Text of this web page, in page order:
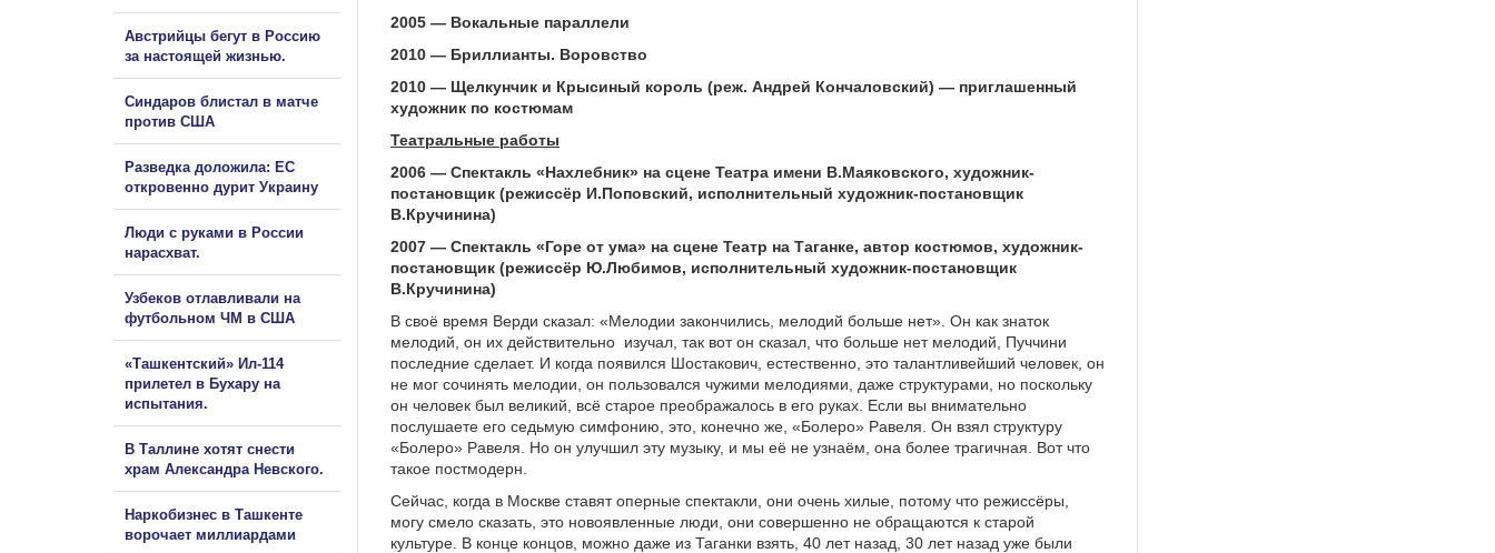
2005 — Вокальные параллели
2010 — Бриллианты. Воровство
2010 — Щелкунчик и Крысиный король (реж. Андрей Кончаловский) — приглашенный
художник по костюмам
Театральные работы
2006 — Спектакль «Нахлебник» на сцене Театра имени В.Маяковского, художник-
постановщик (режиссёр И.Поповский, исполнительный художник-постановщик
В.Кручинина)
2007 — Спектакль «Горе от ума» на сцене Театр на Таганке, автор костюмов, художник-
постановщик (режиссёр Ю.Любимов, исполнительный художник-постановщик
В.Кручинина)
В своё время Верди сказал: «Мелодии закончились, мелодий больше нет». Он как знаток
мелодий, он их действительно изучал, так вот он сказал, что больше нет мелодий, Пуччини
последние сделает. И когда появился Шостакович, естественно, это талантливейший человек, он
не мог сочинять мелодии, он пользовался чужими мелодиями, даже структурами, но поскольку
он человек был великий, всё старое преображалось в его руках. Если вы внимательно
послушаете его седьмую симфонию, это, конечно же, «Болеро» Равеля. Он взял структуру
«Болеро» Равеля. Но он улучшил эту музыку, и мы её не узнаём, она более трагичная. Вот что
такое постмодерн.
Сейчас, когда в Москве ставят оперные спектакли, они очень хилые, потому что режиссёры,
могу смело сказать, это новоявленные люди, они совершенно не обращаются к старой
культуре. В конце концов, можно даже из Таганки взять, 40 лет назад, 30 лет назад уже были
Австрийцы бегут в Россию
за настоящей жизнью.
Синдаров блистал в матче
против США
Разведка доложила: ЕС
откровенно дурит Украину
Люди с руками в России
нарасхват.
Узбеков отлавливали на
футбольном ЧМ в США
«Ташкентский» Ил-114
прилетел в Бухару на
испытания.
В Таллине хотят снести
храм Александра Невского.
Наркобизнес в Ташкенте
ворочает миллиардами